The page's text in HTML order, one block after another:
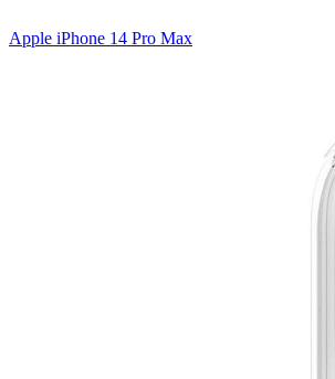
Apple iPhone 14 Pro Max